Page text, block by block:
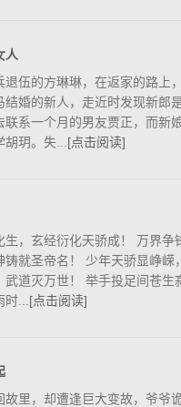
人
退伍的方琳琳，在返家的路上
结婚的新人，走近时发现新郎
联系一个月的男友贾正，而新
玥。失... [点击阅读]
生，玄经衍化天骄成！ 万界争
铸就圣帝名！ 少年天骄显峥嵘
武道灭万世！ 举手投足间苍生
... [点击阅读]
故里，却遭逢巨大变故，爷爷